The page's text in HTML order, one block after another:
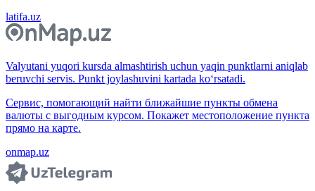
latifa.uz
Valyutani yuqori kursda almashtirish uchun yaqin punktlarni aniqlab
beruvchi servis. Punkt joylashuvini kartada ko‘rsatadi.
Сервис, помогающий найти ближайшие пункты обмена
валюты с выгодным курсом. Покажет местоположение пункта
прямо на карте.
onmap.uz